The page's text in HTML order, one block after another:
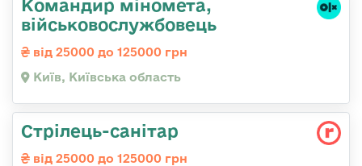
Командиp міномета,
військовослужбовець
від 25000 до 125000 грн
Київ, Київська область
Стрілець-санітар
від 25000 до 125000 грн